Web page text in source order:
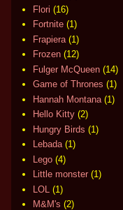
Flori (16)
Fortnite (1)
Frapiera (1)
Frozen (12)
Fulger McQueen (14)
Game of Thrones (1)
Hannah Montana (1)
Hello Kitty (2)
Hungry Birds (1)
Lebada (1)
Lego (4)
Little monster (1)
LOL
(1)
M&M's (2)